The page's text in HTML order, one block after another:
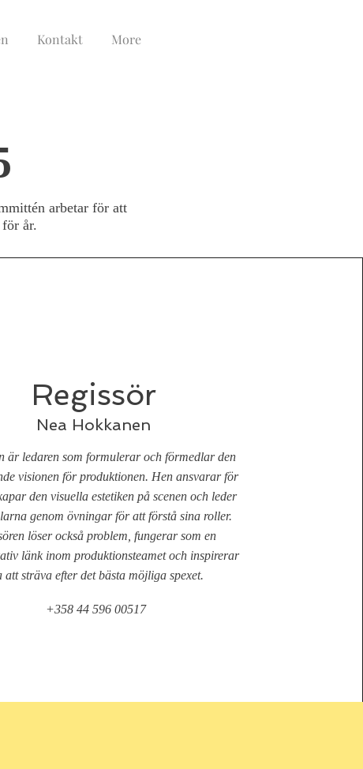
Kontakt More
arbetar för att
år.
Regissör
Nea Hokkanen
är ledaren som formulerar och förmedlar den
visionen för produktionen. Hen ansvarar för
den visuella estetiken på scenen och leder
genom övningar för att förstå sina roller.
löser också problem, fungerar som en
länk inom produktionsteamet och inspirerar
att sträva efter det bästa möjliga spexet.
+358 44 596 00517